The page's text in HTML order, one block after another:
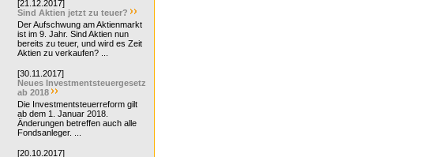
[21.12.2017]
Sind Aktien jetzt zu teuer?
Der Aufschwung am Aktienmarkt
ist im 9. Jahr. Sind Aktien nun
bereits zu teuer, und wird es Zeit
Aktien zu verkaufen? ...
[30.11.2017]
Neues Investmentsteuergesetz
ab 2018
Die Investmentsteuerreform gilt
ab dem 1. Januar 2018.
Änderungen betreffen auch alle
Fondsanleger. ...
[20.10.2017]